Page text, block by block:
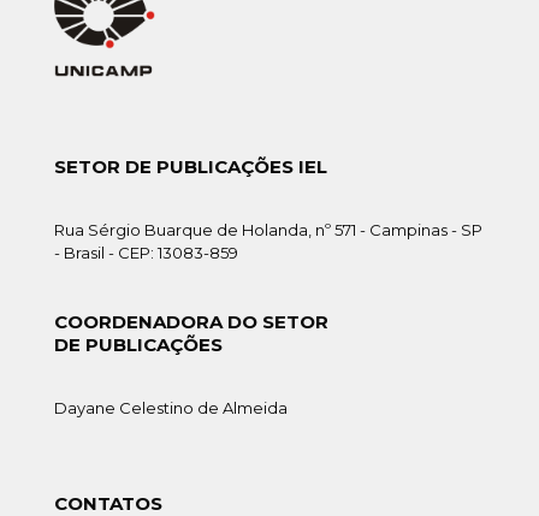
SETOR DE PUBLICAÇÕES IEL
Rua Sérgio Buarque de Holanda, nº 571 - Campinas - SP
- Brasil - CEP: 13083-859
COORDENADORA DO SETOR
DE PUBLICAÇÕES
Dayane Celestino de Almeida
CONTATOS